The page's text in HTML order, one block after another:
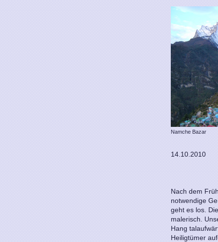
Namche Bazar
14.10.2010
Nach dem
notwendige
geht es los.
malerisch.
Hang
Heiligtümer